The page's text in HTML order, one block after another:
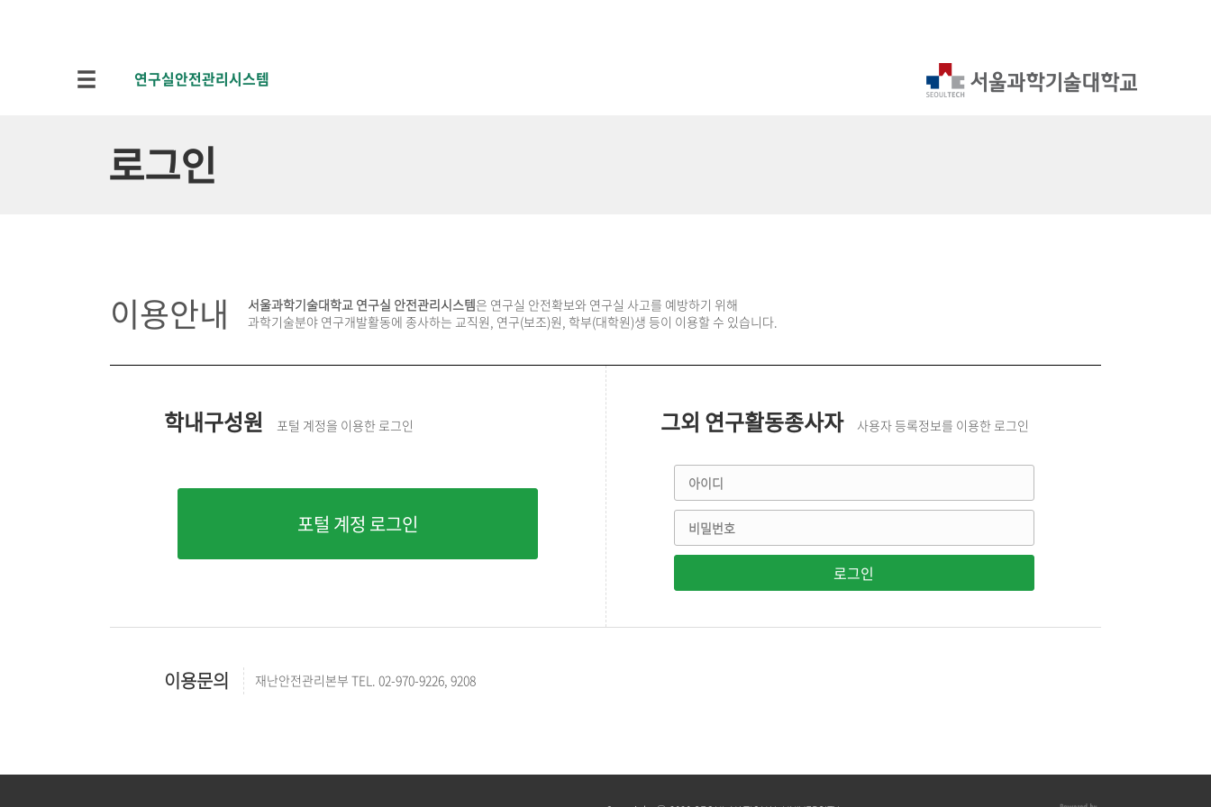
연구실안전관리시스템
로그인
이용안내 서울과학기술대학교 연구실 안전관리시스템은 연구실 안전확보와 연구실 사고를 예방하기 위해
과학기술분야 연구개발활동에 종사하는 교직원, 연구(보조)원, 학부(대학원)생 등이 이용할 수 있습니다.
학내구성원 포털 계정을 이용한 로그인 그외 연구활동종사자 사용자 등록정보를 이용한 로그인
아이디
비밀번호
이용문의 재난안전관리본부 TEL. 02-970-9226, 9208